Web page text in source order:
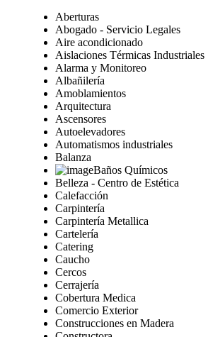
Aberturas
Abogado - Servicio Legales
Aire acondicionado
Aislaciones Térmicas Industriales
Alarma y Monitoreo
Albañilería
Amoblamientos
Arquitectura
Ascensores
Autoelevadores
Automatismos industriales
Balanza
Baños Químicos
Belleza - Centro de Estética
Calefacción
Carpintería
Carpintería Metallica
Cartelería
Catering
Caucho
Cercos
Cerrajería
Cobertura Medica
Comercio Exterior
Construcciones en Madera